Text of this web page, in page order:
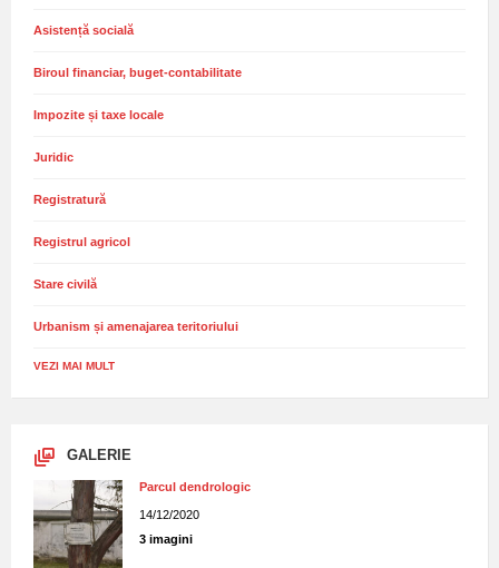
Asistență socială
Biroul financiar, buget-contabilitate
Impozite și taxe locale
Juridic
Registratură
Registrul agricol
Stare civilă
Urbanism și amenajarea teritoriului
VEZI MAI MULT
GALERIE
Parcul dendrologic
14/12/2020
3 imagini